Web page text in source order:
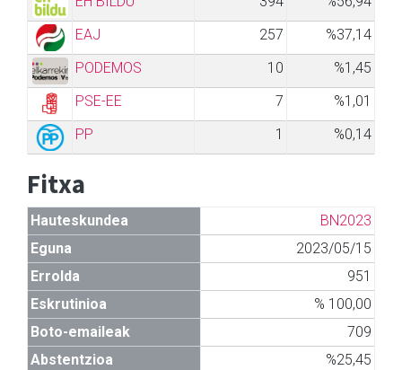
EAJ
257
%37,14
PODEMOS
10
%1,45
PSE-EE
7
%1,01
PP
1 %0,14
Fitxa
Hauteskundea
BN2023
Eguna
2023/05/15
Errolda
951
Eskrutinioa
% 100,00
Boto-emaileak
709
Abstentzioa
%25,45